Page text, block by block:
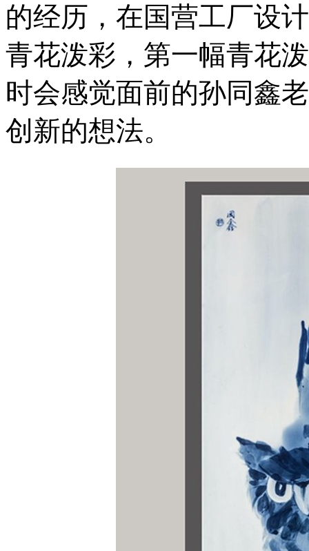
的经历，在国营工厂设
青花泼彩，第一幅青花
时会感觉面前的孙同鑫
创新的想法。